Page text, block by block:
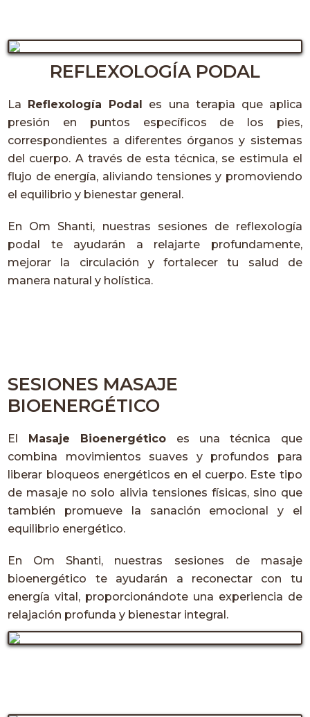
REFLEXOLOGÍA PODAL
La Reflexología Podal es una terapia que aplica
presión en puntos específicos de los pies,
correspondientes a diferentes órganos y sistemas
del cuerpo. A través de esta técnica, se estimula el
flujo de energía, aliviando tensiones y promoviendo
el equilibrio y bienestar general.
En Om Shanti, nuestras sesiones de reflexología
podal te ayudarán a relajarte profundamente,
mejorar la circulación y fortalecer tu salud de
manera natural y holística.
SESIONES MASAJE
BIOENERGÉTICO
El Masaje Bioenergético es una técnica que
combina movimientos suaves y profundos para
liberar bloqueos energéticos en el cuerpo. Este tipo
de masaje no solo alivia tensiones físicas, sino que
también promueve la sanación emocional y el
equilibrio energético.
En Om Shanti, nuestras sesiones de masaje
bioenergético te ayudarán a reconectar con tu
energía vital, proporcionándote una experiencia de
relajación profunda y bienestar integral.